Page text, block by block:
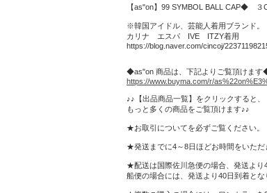
【as"on】99 SYMBOL BALL CAP◆
※韓国アイドル、芸能人着用ブランド。
カリナ エスパ IVE ITZY着用
https://blog.naver.com/cincoj/
◆as"on 商品は、下記よりご覧頂けま
https://www.buyma.com/r/
♪♪【出品商品一覧】をクリックすると、
もっと多くの商品をご覧頂けます♪♪
★お取引についてを必ずご覧ください。
★発送までに4～8日ほどお時間をいただ
★配送は国際佐川急便の場合、発送より4
船便の場合には、発送より40日到着とな